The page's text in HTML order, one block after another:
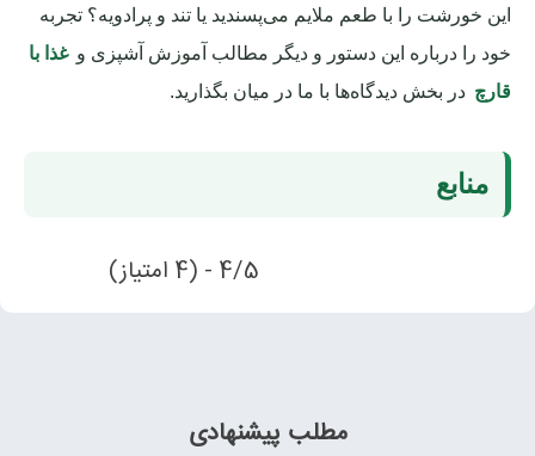
این خورشت را با طعم ملایم می‌پسندید یا تند و پرادویه؟ تجربه
خود را درباره این دستور و دیگر مطالب آموزش آشپزی و غذا با
قارچ در بخش دیدگاه‌ها با ما در میان بگذارید.
منابع
4/5 - (4 امتیاز)
مطلب پیشنهادی